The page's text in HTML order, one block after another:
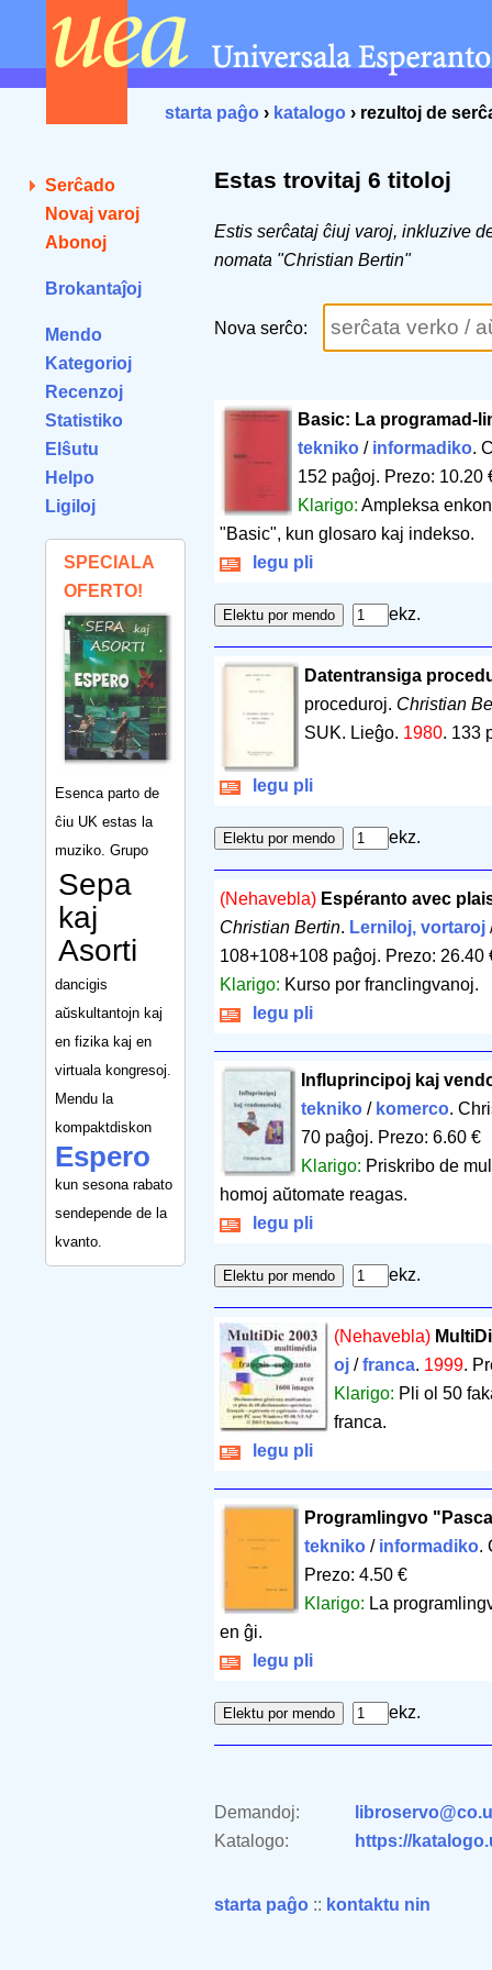
starta paĝo › katalogo › rezultoj de
Serĉado
Novaj varoj
Abonoj
Brokantaĵoj
Mendo
Kategorioj
Recenzoj
Statistiko
Elŝutu
Helpo
Ligiloj
SPECIALA
OFERTO!
Esenca parto de
ĉiu UK estas la
muziko. Grupo
Sepa
kaj
Asorti
dancigis
aŭskultantojn kaj
en fizika kaj en
virtuala kongresoj.
Mendu la
kompaktdiskon
Espero
kun sesona rabato
sendepende de la
kvanto.
Estas trovitaj 6 titoloj
Estis serĉataj ĉiuj varoj, inkluzive
nomata "Christian Bertin"
Nova serĉo:
Basic: La programad-
tekniko / informadiko.
152 paĝoj. Prezo: 10.20
Klarigo:Ampleksa
"Basic", kun glosaro kaj indekso.
legu pli
ekz.
Datentransiga
proceduroj. Christian
SUK. Lieĝo. 1980. 133
legu pli
ekz.
(Nehavebla) Espéranto avec
Christian Bertin. Lerniloj, vortaroj
108+108+108 paĝoj. Prezo: 26.40
Klarigo: Kurso por franclingvanoj.
legu pli
Influprincipoj kaj
tekniko / komerco.
70 paĝoj. Prezo: 6.60 €
Klarigo: Priskribo de
homoj aŭtomate reagas.
legu pli
ekz.
(Nehavebla)
oj /franca. 1999.
Klarigo: Pli ol 50
franca.
legu pli
Programlingvo
tekniko/ informadiko.
Prezo: 4.50 €
Klarigo: La
en ĝi.
legu pli
ekz.
Demandoj:
Katalogo:
https://
starta paĝo :: kontaktu nin